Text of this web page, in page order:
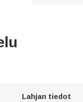
Lahjan tiedot